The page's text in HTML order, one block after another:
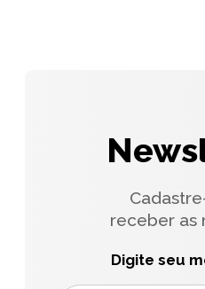
receber as
Digite seu